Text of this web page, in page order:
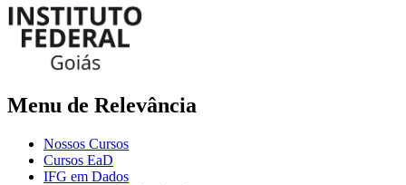
Menu de Relevância
Nossos Cursos
Cursos EaD
IFG em Dados